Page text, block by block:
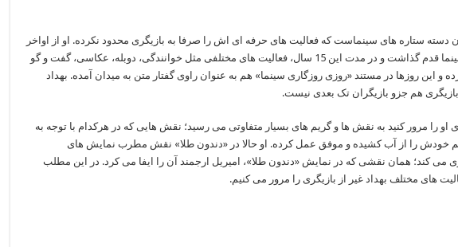
دسته ستاره های سینماست که فعالیت های حرفه ای اش را صرفا به بازیگری محدود نکرده. او از اواخر
دهه هفتاد به سینما قدم گذاشت و در مدت این 15 سال، فعالیت های مختلفی مثل خوانندگی، دوبله، عکاسی، گفت و گو
و این روزها در مستند «روزی روزگاری سینما» هم به عنوان راوی گفتار متن به میدان آمده. بهداد
هم جزو بازیگران تک بعدی نیست.
او را مرور کنید به نقش ها و گریم های بسیار متفاوتی می رسید؛ نقش هایی که در هرکدام با توجه به
خودش را از آب کشیده و موفق عمل کرده. او حالا در «دندون طلا» نقش مطرب نمایش های
می کند؛ همان نقشی که در نمایش «دندون طلا»، امیریل ارجمند آن را ایفا می کرد. در این مطلب
های مختلف بهداد غیر از بازیگری را مرور می کنیم.